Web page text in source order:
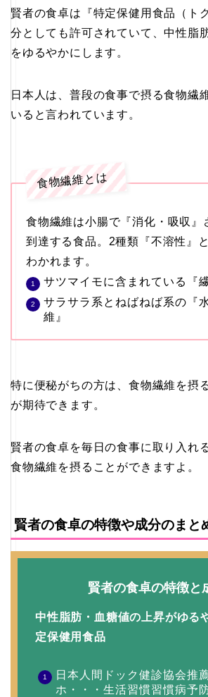
賢者の食卓は『特定保健用食品（ト
分としても許可されていて、中性脂
をゆるやかにします。
日本人は、普段の食事で摂る食物繊
いると言われています。
食物繊維とは
食物繊維は小腸で『消化・吸収』
到達する食品。2種類『不溶性』
わかれます。
サツマイモに含まれている『
サラサラ系とねばねば系の『
維』
特に便秘がちの方は、食物繊維を摂
が期待できます。
賢者の食卓を毎日の食事に取り入れ
食物繊維を摂ることができますよ。
賢者の食卓の特徴や成分のまと
賢者の食卓の特徴と
中性脂肪・血糖値の上昇がゆる
定保健用食品
日本人間ドック健診協会推
ホ・・・生活習慣習慣病予